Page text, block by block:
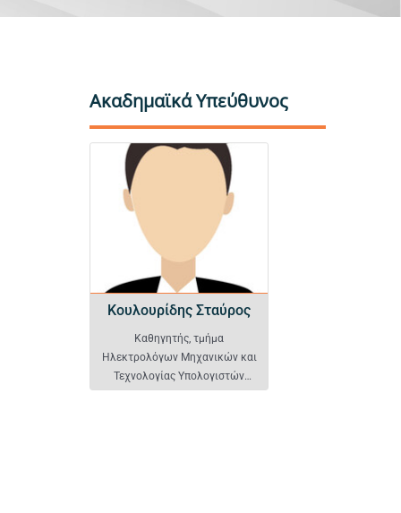
Ακαδημαϊκά Υπεύθυνος
Κουλουρίδης Σταύρος
Καθηγητής, τμήμα
Ηλεκτρολόγων Μηχανικών και
Τεχνολογίας Υπολογιστών